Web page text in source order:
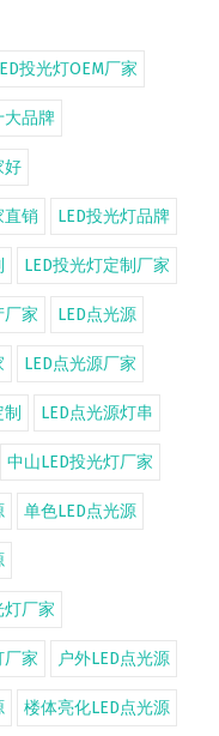
投光灯OEM厂家
大品牌
好
直销 LED投光灯品牌
LED投光灯定制厂家
厂家 LED点光源
LED点光源厂家
LED点光源灯串
中山LED投光灯厂家
单色LED点光源
灯厂家
厂家 户外LED点光源
楼体亮化LED点光源